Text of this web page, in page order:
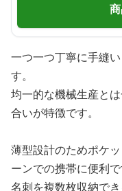
一つ一つ丁寧に手縫
す。
均一的な機械生産と
合いが特徴です。
薄型設計のためポケ
ーンでの携帯に便利で
名刺を複数枚収納で